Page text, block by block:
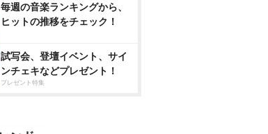
毎週の音楽ランキングから、
ヒットの推移をチェック！
試写会、登壇イベント、サイ
ンチェキなどプレゼント！
プレゼント特集